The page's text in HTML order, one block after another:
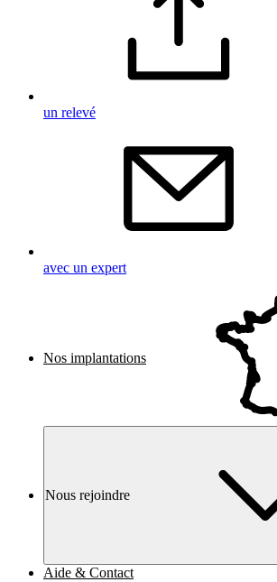
un relevé
avec un expert
Nos implantations
Nous rejoindre
Aide & Contact